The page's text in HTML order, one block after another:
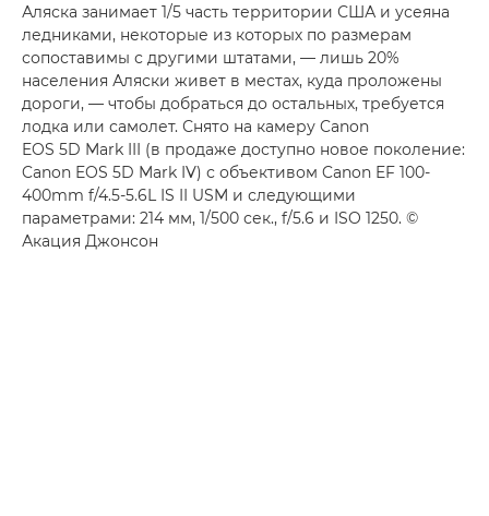
Аляска занимает 1/5 часть территории США и усеяна
ледниками, некоторые из которых по размерам
сопоставимы с другими штатами, — лишь 20%
населения Аляски живет в местах, куда проложены
дороги, — чтобы добраться до остальных, требуется
лодка или самолет. Снято на камеру Canon
EOS 5D Mark III (в продаже доступно новое поколение:
Canon EOS 5D Mark IV) с объективом Canon EF 100-
400mm f/4.5-5.6L IS II USM и следующими
параметрами: 214 мм, 1/500 сек., f/5.6 и ISO 1250. ©
Акация Джонсон